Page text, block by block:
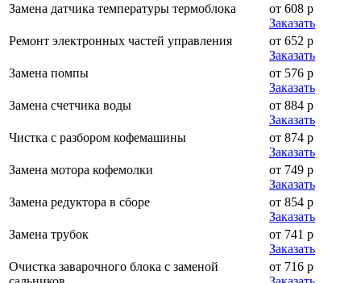
Замена датчика температуры термоблока
от 608 р
Заказать
Ремонт электронных частей управления
от 652 р
Заказать
Замена помпы
от 576 р
Заказать
Замена счетчика воды
от 884 р
Заказать
Чистка с разбором кофемашины
от 874 р
Заказать
Замена мотора кофемолки
от 749 р
Заказать
Замена редуктора в сборе
от 854 р
Заказать
Замена трубок
от 741 р
Заказать
Очистка заварочного блока с заменой
от 716 р